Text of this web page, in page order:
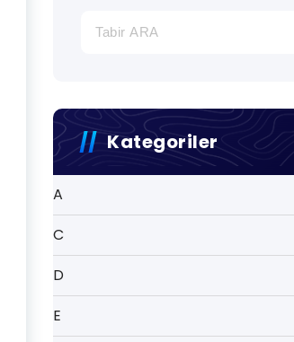
Kategoriler
A
C
D
E